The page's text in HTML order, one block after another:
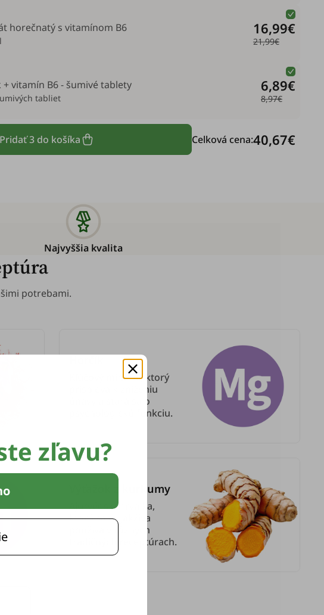
horečnatý s vitamínom B6 16,99€
21,99€
+ vitamín B6 - šumivé tablety
tabliet
6,89€
8,97€
Pridať 3 do košíka Celková cena:40,67€
Najvyššia kvalita
potrebami.
Kľúčový minerál, ktorý
prispieva k zníženiu
únavy a stará sa o
psychologickú funkciu.
Výťažok z kurkumy
Ajurvédska trvalka,
ktorá sa odjakživa
používa v rôznych
tradičných receptúrach.
zľavu?